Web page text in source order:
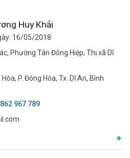
Huy Khải
16/05/2018
Phường Tân Đông Hiệp, Thị xã Dĩ
P. Đông Hòa, Tx. Dĩ An, Bình
967 789